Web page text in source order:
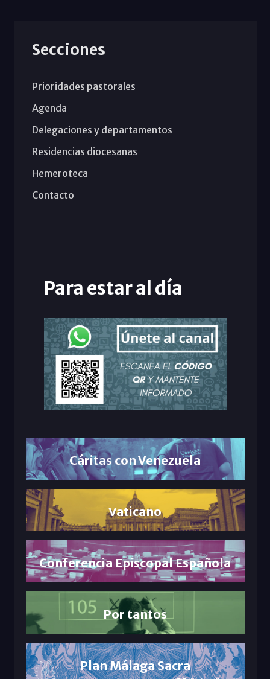
Secciones
Prioridades pastorales
Agenda
Delegaciones y departamentos
Residencias diocesanas
Hemeroteca
Contacto
Para estar al día
Cáritas con Venezuela
Vaticano
Conferencia Episcopal Española
Por tantos
Plan Málaga Sacra